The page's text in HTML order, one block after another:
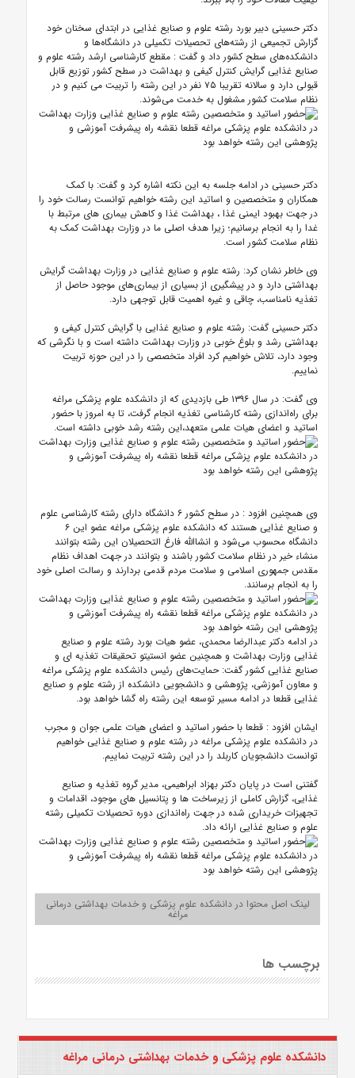
دکتر حسینی دبیر بورد رشته علوم و صنایع غذایی در ابتدای سخنان خود
گزارش تجمیعی از رشته‌های تحصیلات تکمیلی در دانشگاه‌ها و
دانشکده‌های سطح کشور داد و گفت : مقطع کارشناسی ارشد رشته علوم و
صنایع غذایی گرایش کنترل کیفی و بهداشت در سطح کشور توزیع قابل
قبولی دارد و سالانه تقریبا ۷۵ نفر در این رشته را تربیت می کنیم و در
نظام سلامت کشور مشغول به خدمت می‌شوند.
دکتر حسینی در ادامه جلسه به این نکته اشاره کرد و گفت: با کمک
همکاران و متخصصین و اساتید این رشته خواهیم توانست رسالت خود را
در جهت بهبود ایمنی غذا ، بهداشت غذا و کاهش بیماری های مرتبط با
غدا را به انجام برسانیم؛ زیرا هدف اصلی ما در وزارت بهداشت کمک به
نظام سلامت کشور است.
وی خاطر نشان کرد: رشته علوم و صنایع غذایی در وزارت بهداشت گرایش
بهداشتی دارد و در پیشگیری از بسیاری از بیماری‌های موجود حاصل از
تغذیه نامناسب، چاقی و غیره اهمیت قابل توجهی دارد.
دکتر حسینی گفت: رشته علوم و صنایع غذایی با گرایش کنترل کیفی و
بهداشتی رشد و بلوغ خوبی در وزارت بهداشت داشته است و با نگرشی که
وجود دارد، تلاش خواهیم کرد افراد متخصصی را در این حوزه تربیت
نماییم.
وی گفت: در سال ۱۳۹۶ طی بازدیدی که از دانشکده علوم پزشکی مراغه
برای راه‌اندازی رشته کارشناسی تغذیه انجام گرفت، تا به امروز با حضور
اساتید و اعضای هیات علمی متعهد،این رشته رشد خوبی داشته است.
وی همچنین افزود : در سطح کشور ۶ دانشگاه دارای رشته کارشناسی علوم
و صنایع غذایی هستند که دانشکده علوم پزشکی مراغه عضو این ۶
دانشگاه محسوب می‌شود و انشاالله فارغ التحصیلان این رشته بتوانند
منشاء خیر در نظام سلامت کشور باشند و بتوانند در جهت اهداف نظام
مقدس جمهوری اسلامی و سلامت مردم قدمی بردارند و رسالت اصلی خود
را به انجام برسانند.
در ادامه دکتر عبدالرضا محمدی، عضو هیات بورد رشته علوم و صنایع
غذایی وزارت بهداشت و همچنین عضو انستیتو تحقیقات تغذیه ای و
صنایع غذایی کشور گفت: حمایت‌های رئیس دانشکده علوم پزشکی مراغه
و معاون آموزشی، پژوهشی و دانشجویی دانشکده از رشته علوم و صنایع
غذایی قطعا در ادامه مسیر توسعه این رشته راه گشا خواهد بود.
ایشان افزود : قطعا با حضور اساتید و اعضای هیات علمی جوان و مجرب
در دانشکده علوم پزشکی مراغه در رشته علوم و صنایع غذایی خواهیم
توانست دانشجویان کاربلد را در این رشته تربیت نماییم.
گفتنی است در پایان دکتر بهزاد ابراهیمی، مدیر گروه تغذیه و صنایع
غذایی، گزارش کاملی از زیرساخت ها و پتانسیل های موجود، اقدامات و
تجهیزات خریداری شده در جهت راه‌اندازی دوره تحصیلات تکمیلی رشته
علوم و صنایع غذایی ارائه داد.
لینک اصل محتوا در دانشکده علوم پزشکی و خدمات بهداشتی درمانی
مراغه
برچسب ها
دانشکده علوم پزشکی و خدمات بهداشتی درمانی مراغه